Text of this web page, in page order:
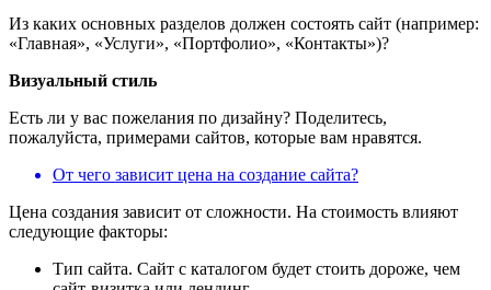
Из каких основных разделов должен состоять сайт (например:
«Главная», «Услуги», «Портфолио», «Контакты»)?
Визуальный стиль
Есть ли у вас пожелания по дизайну? Поделитесь,
пожалуйста, примерами сайтов, которые вам нравятся.
От чего зависит цена на создание сайта?
Цена создания зависит от сложности. На стоимость влияют
следующие факторы:
Тип сайта. Сайт с каталогом будет стоить дороже, чем